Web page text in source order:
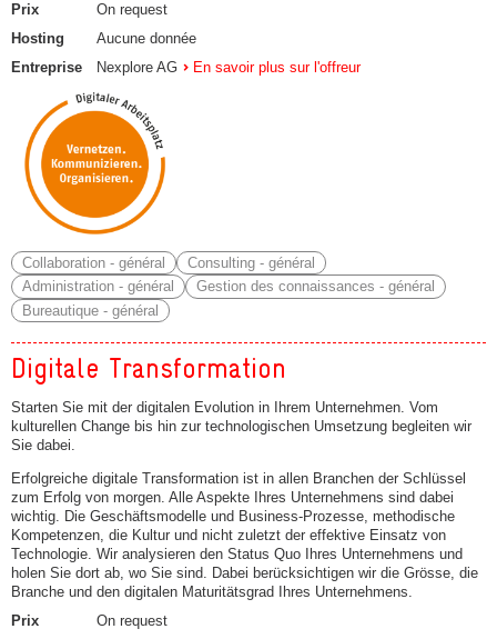
Prix
On request
Hosting
Aucune donnée
Entreprise
Nexplore AG En savoir plus sur l'offreur
Collaboration - général
Consulting - général
Administration - général
Gestion des connaissances - général
Bureautique - général
Digitale Transformation
Starten Sie mit der digitalen Evolution in Ihrem Unternehmen. Vom
kulturellen Change bis hin zur technologischen Umsetzung begleiten wir
Sie dabei.
Erfolgreiche digitale Transformation ist in allen Branchen der Schlüssel
zum Erfolg von morgen. Alle Aspekte Ihres Unternehmens sind dabei
wichtig. Die Geschäftsmodelle und Business-Prozesse, methodische
Kompetenzen, die Kultur und nicht zuletzt der effektive Einsatz von
Technologie. Wir analysieren den Status Quo Ihres Unternehmens und
holen Sie dort ab, wo Sie sind. Dabei berücksichtigen wir die Grösse, die
Branche und den digitalen Maturitätsgrad Ihres Unternehmens.
Prix
On request